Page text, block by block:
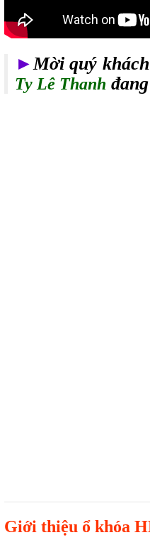
►Mời quý
Ty Lê Thanh
Giới thiệu ổ khóa